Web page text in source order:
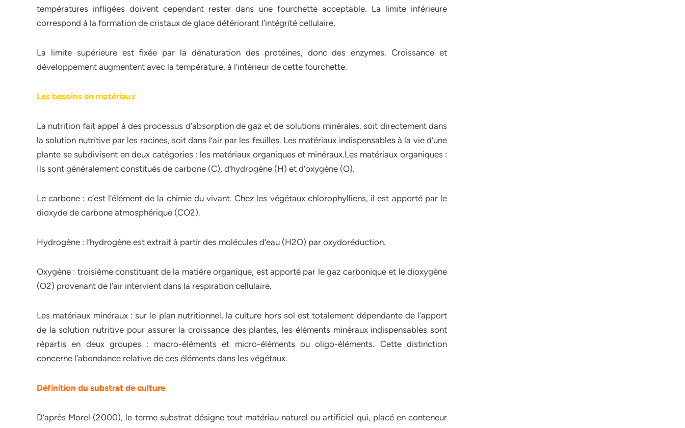
températures infligées doivent cependant rester dans une fourchette acceptable. La limite inférieure
correspond à la formation de cristaux de glace détériorant l’intégrité cellulaire.
La limite supérieure est fixée par la dénaturation des protéines, donc des enzymes. Croissance et
développement augmentent avec la température, à l’intérieur de cette fourchette.
Les besoins en matériaux
La nutrition fait appel à des processus d’absorption de gaz et de solutions minérales, soit directement dans
la solution nutritive par les racines, soit dans l’air par les feuilles. Les matériaux indispensables à la vie d’une
plante se subdivisent en deux catégories : les matériaux organiques et minéraux.Les matériaux organiques :
Ils sont généralement constitués de carbone (C), d’hydrogène (H) et d’oxygène (O).
Le carbone : c’est l’élément de la chimie du vivant. Chez les végétaux chlorophylliens, il est apporté par le
dioxyde de carbone atmosphérique (CO2).
Hydrogène : l’hydrogène est extrait à partir des molécules d’eau (H2O) par oxydoréduction.
Oxygène : troisième constituant de la matière organique, est apporté par le gaz carbonique et le dioxygène
(O2) provenant de l’air intervient dans la respiration cellulaire.
Les matériaux minéraux : sur le plan nutritionnel, la culture hors sol est totalement dépendante de l’apport
de la solution nutritive pour assurer la croissance des plantes, les éléments minéraux indispensables sont
répartis en deux groupes : macro-éléments et micro-éléments ou oligo-éléments. Cette distinction
concerne l’abondance relative de ces éléments dans les végétaux.
Définition du substrat de culture
D’après Morel (2000), le terme substrat désigne tout matériau naturel ou artificiel qui, placé en conteneur